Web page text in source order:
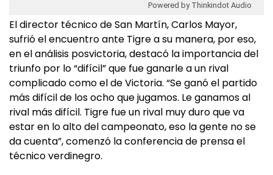
Powered by Thinkindot Audio
El director técnico de San Martín, Carlos Mayor,
sufrió el encuentro ante Tigre a su manera, por eso,
en el análisis posvictoria, destacó la importancia del
triunfo por lo “difícil” que fue ganarle a un rival
complicado como el de Victoria. “Se ganó el partido
más difícil de los ocho que jugamos. Le ganamos al
rival más difícil. Tigre fue un rival muy duro que va
estar en lo alto del campeonato, eso la gente no se
da cuenta”, comenzó la conferencia de prensa el
técnico verdinegro.